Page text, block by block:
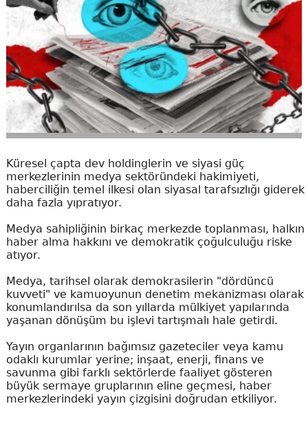
Küresel çapta dev holdinglerin ve siyasi güç
merkezlerinin medya sektöründeki hakimiyeti,
haberciliğin temel ilkesi olan siyasal tarafsızlığı giderek
daha fazla yıpratıyor.
Medya sahipliğinin birkaç merkezde toplanması, halkın
haber alma hakkını ve demokratik çoğulculuğu riske
atıyor.
Medya, tarihsel olarak demokrasilerin "dördüncü
kuvveti" ve kamuoyunun denetim mekanizması olarak
konumlandırılsa da son yıllarda mülkiyet yapılarında
yaşanan dönüşüm bu işlevi tartışmalı hale getirdi.
Yayın organlarının bağımsız gazeteciler veya kamu
odaklı kurumlar yerine; inşaat, enerji, finans ve
savunma gibi farklı sektörlerde faaliyet gösteren
büyük sermaye gruplarının eline geçmesi, haber
merkezlerindeki yayın çizgisini doğrudan etkiliyor.